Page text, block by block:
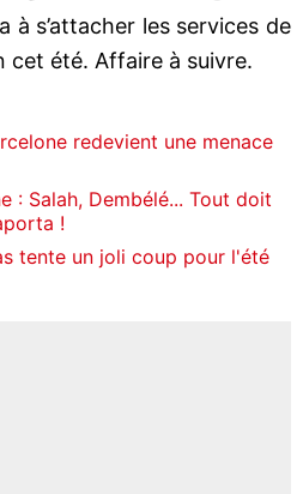
à s’attacher les services de
cet été. Affaire à suivre.
redevient une menace
: Salah, Dembélé... Tout doit
!
tente un joli coup pour l'été